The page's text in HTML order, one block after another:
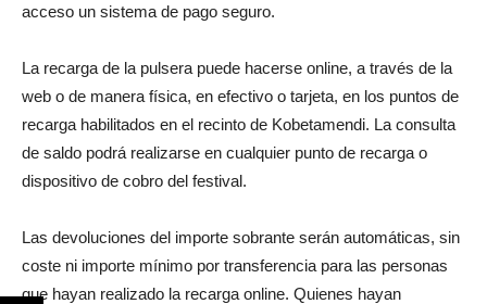
acceso un sistema de pago seguro.
La recarga de la pulsera puede hacerse online, a través de la
web o de manera física, en efectivo o tarjeta, en los puntos de
recarga habilitados en el recinto de Kobetamendi. La consulta
de saldo podrá realizarse en cualquier punto de recarga o
dispositivo de cobro del festival.
Las devoluciones del importe sobrante serán automáticas, sin
coste ni importe mínimo por transferencia para las personas
que hayan realizado la recarga online. Quienes hayan